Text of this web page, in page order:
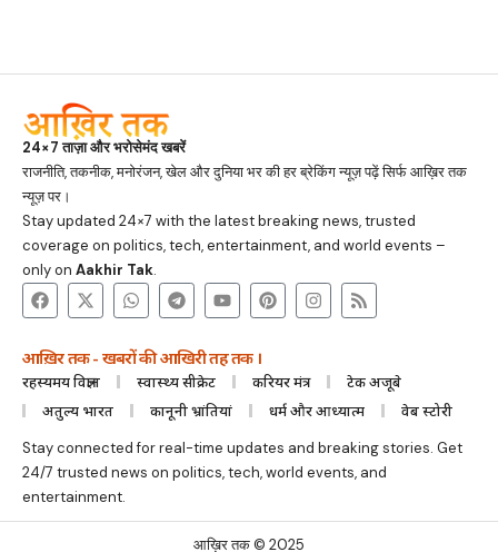
24×7 ताज़ा और भरोसेमंद खबरें
राजनीति, तकनीक, मनोरंजन, खेल और दुनिया भर की हर ब्रेकिंग न्यूज़ पढ़ें सिर्फ आख़िर तक
न्यूज़ पर।
Stay updated 24×7 with the latest breaking news, trusted
coverage on politics, tech, entertainment, and world events –
only on Aakhir Tak.
आख़िर तक - खबरों की आखिरी तह तक ।
रहस्यमय विज्ञान स्वास्थ्य सीक्रेट करियर मंत्र
टेक अजूबे
अतुल्य भारत
कानूनी भ्रांतियां धर्म और आध्यात्म वेब स्टोरी
Stay connected for real-time updates and breaking stories. Get
24/7 trusted news on politics, tech, world events, and
entertainment.
आख़िर तक © 2025